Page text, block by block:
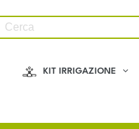
KIT IRRIGAZIONE